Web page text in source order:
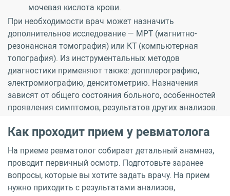
мочевая кислота крови.
При необходимости врач может назначить
дополнительное исследование — МРТ (магнитно-
резонансная томография) или КТ (компьютерная
топография). Из инструментальных методов
диагностики применяют также: допплерографию,
электромиографию, денситометрию. Назначения
зависят от общего состояния больного, особенностей
проявления симптомов, результатов других анализов.
Как проходит прием у ревматолога
На приеме ревматолог собирает детальный анамнез,
проводит первичный осмотр. Подготовьте заранее
вопросы, которые вы хотите задать врачу. На прием
нужно приходить с результатами анализов,